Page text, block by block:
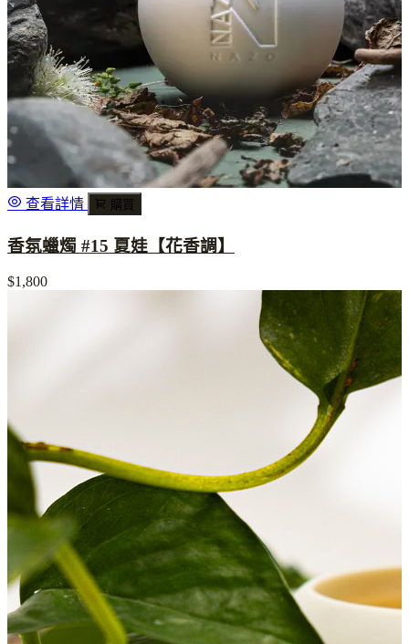
查看詳情 購買
香氛蠟燭 #15 夏娃【花香調】
$1,800